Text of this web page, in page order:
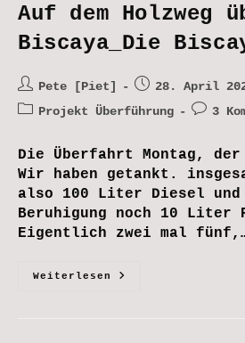
Auf dem Holzweg
Biscaya_Die
Beitrags-
Autor:
Pete [Piet]
Beitrag
veröffentlicht:
28. April
Beitrags-
Projekt Überführung 3
Die Überfahrt Montag,
Wir haben getankt.
also 100 Liter Diesel und
Beruhigung noch 10 Liter
Eigentlich zwei mal
Weiterlesen
Auf